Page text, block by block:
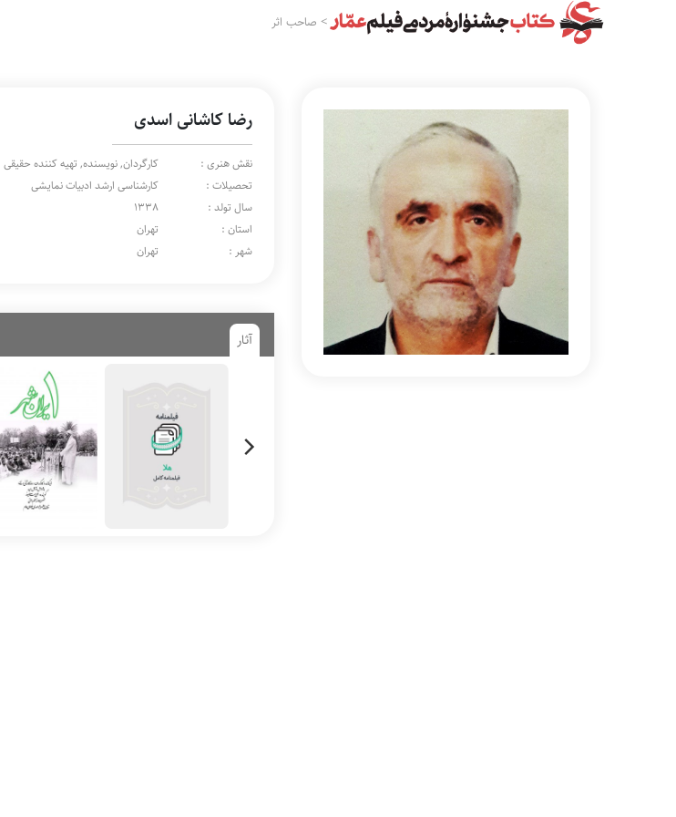
> صاحب اثر
رضا کاشانی اسدی
نقش هنری :
کارگردان, نویسنده, تهیه کننده حقیقی
تحصیلات :
کارشناسی ارشد ادبیات نمایشی
سال تولد :
1338
استان :
تهران
شهر :
تهران
آثار